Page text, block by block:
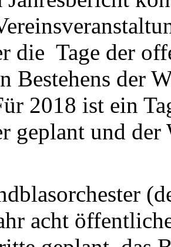
die Tage der
Bestehens der
2018 ist ein
geplant und
acht